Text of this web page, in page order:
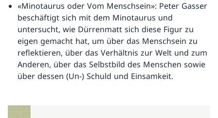
«Minotaurus oder Vom Menschsein»: Peter Gasser
beschäftigt sich mit dem Minotaurus und
untersucht, wie Dürrenmatt sich diese Figur zu
eigen gemacht hat, um über das Menschsein zu
reflektieren, über das Verhältnis zur Welt und zum
Anderen, über das Selbstbild des Menschen sowie
über dessen (Un-) Schuld und Einsamkeit.